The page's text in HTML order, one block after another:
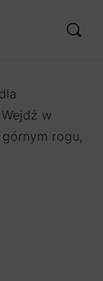
w
rogu,